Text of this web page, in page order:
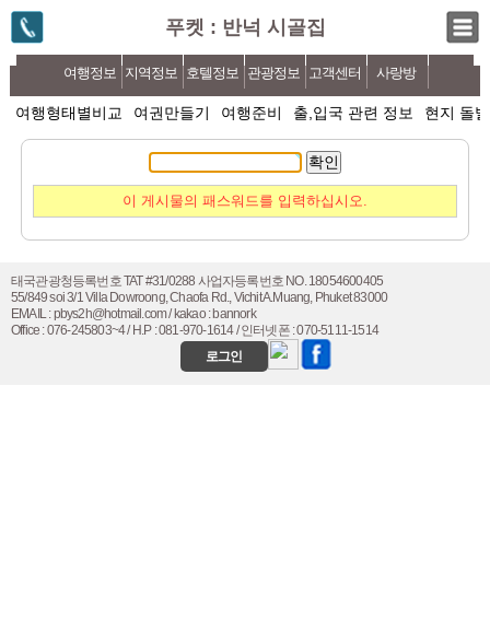
푸켓 : 반넉 시골집
여행정보 지역정보 호텔정보 관광정보 고객센터 사랑방
여행형태별비교 여권만들기 여행준비 출,입국 관련 정보 현지 돌
확인
이 게시물의 패스워드를 입력하십시오.
태국관광청등록번호 TAT #31/0288 사업자등록번호 NO. 18054600405
55/849 soi 3/1 Villa Dowroong, Chaofa Rd., Vichit A.Muang, Phuket 83000
EMAIL : pbys2h@hotmail.com / kakao : bannork
Office : 076-245803~4 / H.P : 081-970-1614 / 인터넷폰 : 070-5111-1514
로그인